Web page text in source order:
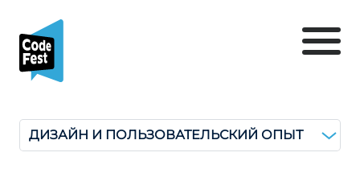
ДИЗАЙН И ПОЛЬЗОВАТЕЛЬ­СКИЙ ОПЫТ